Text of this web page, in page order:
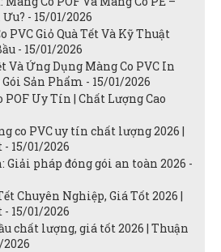
- 15/01/2026
PVC Giỏ Quà Tết Và Kỹ Thuật
- 15/01/2026
Và Ứng Dụng Màng Co PVC In
Sản Phẩm - 15/01/2026
POF Uy Tín | Chất Lượng Cao
co PVC uy tín chất lượng 2026 |
15/01/2026
Giải pháp đóng gói an toàn 2026 -
Chuyên Nghiệp, Giá Tốt 2026 |
15/01/2026
chất lượng, giá tốt 2026 | Thuận